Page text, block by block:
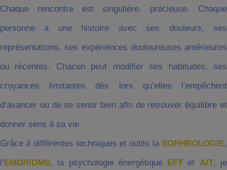
Chaque rencontre est singulière, précieuse. Chaque
personne a une histoire avec ses douleurs, ses
représentations, ses expériences douloureuses antérieures
ou récentes. Chacun peut modifier ses habitudes, ses
croyances limitantes dès lors qu’elles l’empêchent
d’avancer ou de se sentir bien afin de retrouver équilibre et
donner sens à sa vie.
Grâce à différentes techniques et outils la SOPHROLOGIE,
l’EMDR/DMS, la psychologie énergétique EFT et AIT, je